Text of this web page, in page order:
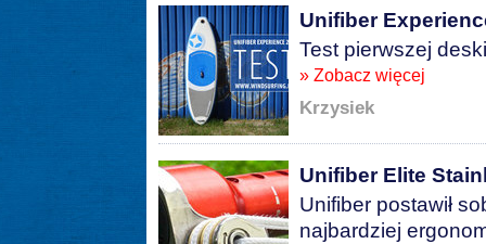
Unifiber
Test pierwszej
» Zobacz więcej
Krzysiek
Unifiber Elite
Unifiber postawił
najbardziej